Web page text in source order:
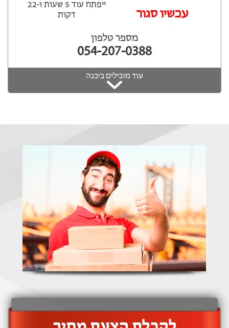
עכשיו סגור
ייפתח עוד 5 שעות ‫ו-22
דקות
מספר טלפון
054-207-0388
עוד מובילים ביבנה